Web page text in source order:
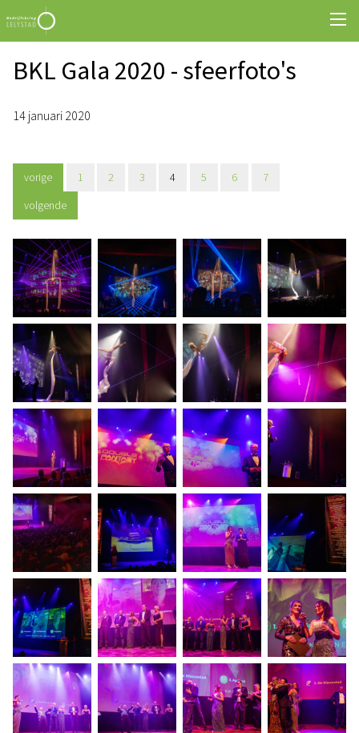
BKL Gala 2020 - sfeerfoto's
14 januari 2020
vorige 1 2 3 4 5 6
7
volgende